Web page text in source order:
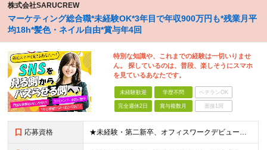
株式会社SARUCREW
マーケティング総合職*未経験OK*3年目で年収900万円も*残業月平
均18h*髪色・ネイル自由*賞与年4回
特別な知識や、これまでの経験は一切いりませ
ん。 探しているのは、普段、楽しそうにスマホ
を見ているあなたです。
未経験歓迎 学歴不問 ベテランOK
完全週休2日 賞与複数月 面接1回
応募資格 ★未経験・第二新卒、オフィスワークデビュー大歓迎 ★平均年齢は28.6歳！ ★20代の若手メンバーが中心になって活躍している職場です！ ●学歴不問 ※35歳以下の方（若年層の長期キャリア形成） ★こ